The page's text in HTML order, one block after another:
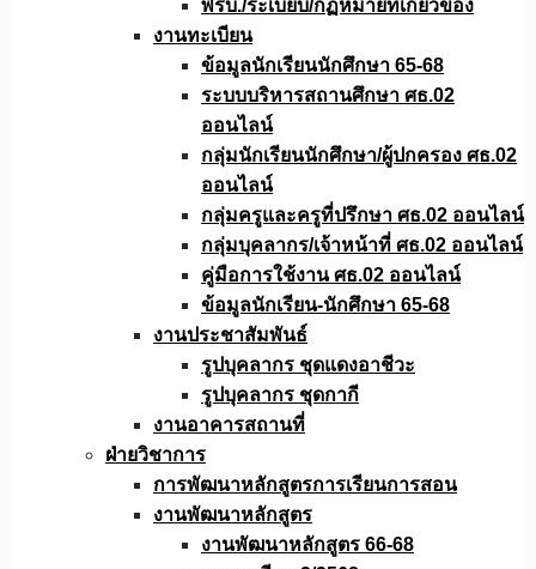
พรบ./ระเบียบ/กฏหมายที่เกี่ยวข้อง
งานทะเบียน
ข้อมูลนักเรียนนักศึกษา 65-68
ระบบบริหารสถานศึกษา ศธ.02
ออนไลน์
กลุ่มนักเรียนนักศึกษา/ผู้ปกครอง ศธ.02
ออนไลน์
กลุ่มครูและครูที่ปรึกษา ศธ.02 ออนไลน์
กลุ่มบุคลากร/เจ้าหน้าที่ ศธ.02 ออนไลน์
คู่มือการใช้งาน ศธ.02 ออนไลน์
ข้อมูลนักเรียน-นักศึกษา 65-68
งานประชาสัมพันธ์
รูปบุคลากร ชุดแดงอาชีวะ
รูปบุคลากร ชุดกากี
งานอาคารสถานที่
ฝ่ายวิชาการ
การพัฒนาหลักสูตรการเรียนการสอน
งานพัฒนาหลักสูตร
งานพัฒนาหลักสูตร 66-68